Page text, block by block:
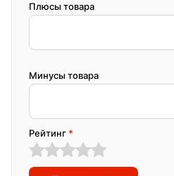
Плюсы товара
Минусы товара
Рейтинг *